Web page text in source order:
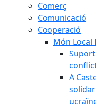
Comerç
Comunicació
Cooperació
Món Local
A